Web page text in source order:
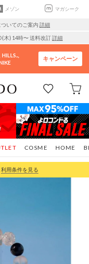
メゾン マガシーク
いてのご案内 詳細
(木) 14時〜 送料改訂詳細
HILLS..
キャンペーン
COSME HOME
利用条件を見る